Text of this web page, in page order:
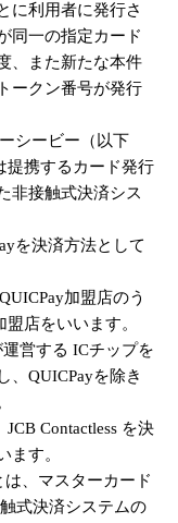
に利用者に発行さ
同一の指定カード
、また新たな本件
ークン番号が発行
シービー（以下
提携するカード発行
非接触式決済シス
を決済方法として
加盟店のう
店をいいます。
運営する ICチップを
、QUICPayを除き
JCB Contactless を決
ます。
は、マスターカード
式決済システムの